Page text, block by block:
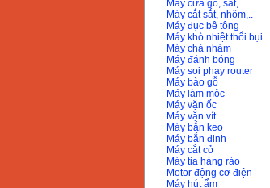
Máy cưa gỗ, sắt,..
Máy cắt sắt, nhôm,..
Máy đục bê tông
Máy khò nhiệt thổi bụi
Máy chà nhám
Máy đánh bóng
Máy soi phay router
Máy bào gỗ
Máy làm mộc
Máy vặn ốc
Máy vặn vít
Máy bắn keo
Máy bắn đinh
Máy cắt cỏ
Máy tỉa hàng rào
Motor động cơ điện
Máy hút ẩm